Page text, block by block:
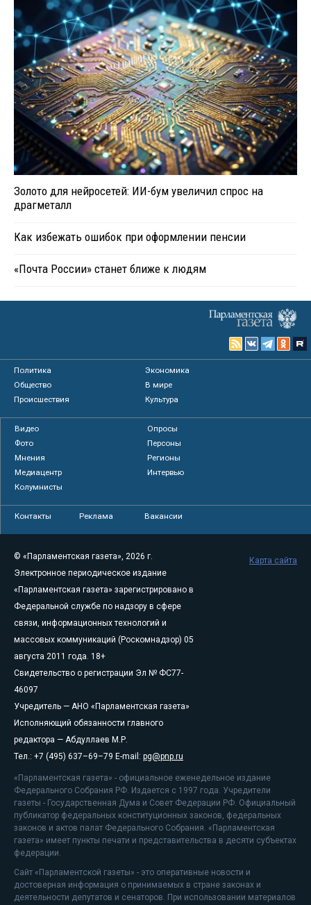
Золото для нейросетей: ИИ-бум увеличил спрос на
драгметалл
Как избежать ошибок при оформлении пенсии
«Почта России» станет ближе к людям
Политика
Экономика
Общество
В мире
Происшествия
Культура
Видео
Опросы
Фото
Персоны
Мнения
Регионы
Медиацентр
Интервью
Колумнисты
Контакты Реклама Вакансии
© «Парламентская газета», 2026 г.
Электронное периодическое издание
«Парламентская газета» зарегистрировано в
Федеральной службе по надзору в сфере
связи, информационных технологий и
массовых коммуникаций (Роскомнадзор) 05
августа 2011 года. 18+
Свидетельство о регистрации Эл № ФС77-
46097
Учредитель — АНО «Парламентская газета»
Исполняющий обязанности главного
редактора — Абдуллаев М.Р.
Тел.: +7 (495) 637–69–79 E-mail: pg@pnp.ru
«Парламентская газета» - официальное еженедельное издание
Федерального Собрания РФ. Издается с 1997 года. Учредители
газеты - Государственная Дума и Совет Федерации РФ. Официальный
публикатор федеральных конституционных законов, федеральных
законов и актов палат Федерального Собрания. «Парламентская
газета» имеет пункты печати и представительства в десяти субъектах
федерации.
Сайт «Парламентской газеты» - это оперативные новости и
достоверная информация о принимаемых в стране законах и
деятельности депутатов и сенаторов. При использовании материалов
Карта сайта